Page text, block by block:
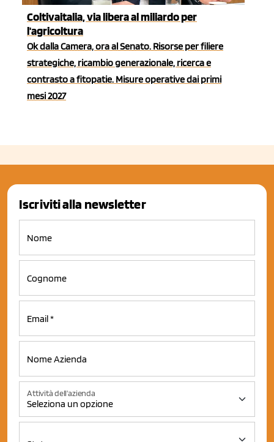
Coltivaitalia, via libera al miliardo per
l'agricoltura
Ok dalla Camera, ora al Senato. Risorse per filiere
strategiche, ricambio generazionale, ricerca e
contrasto a fitopatie. Misure operative dai primi
mesi 2027
Iscriviti alla newsletter
Attività dell'azienda